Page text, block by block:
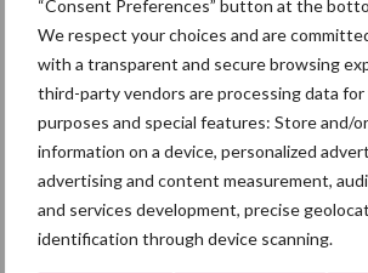
“Consent Preferences” button at the
We respect your choices and are
with a transparent and secure browsing
third-party vendors are processing data
purposes and special features: Store and/
information on a device, personalized
advertising and content measurement,
and services development, precise
identification through device scanning.
Primaire
Sidebar
Recent nieuws
5 aug
“Vraag naar
groter dan ooit”